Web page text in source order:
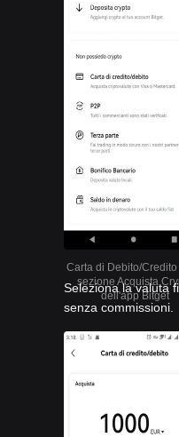
Carta di Debito/
sezione Acquista
dell'app Bitget
Seleziona la valuta
senza commissioni.